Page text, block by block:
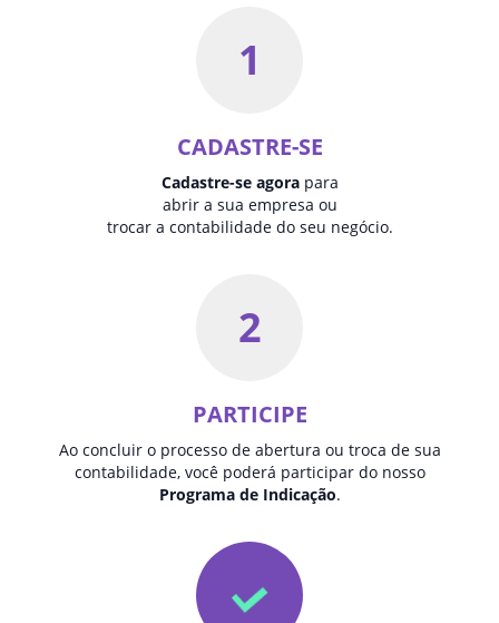
1
CADASTRE-SE
Cadastre-se agorapara
abrir a sua empresa ou
trocar a contabilidade do seu negócio.
2
PARTICIPE
Ao concluir o processo de abertura ou troca de sua
contabilidade, você poderá participar do nosso
Programa de Indicação.